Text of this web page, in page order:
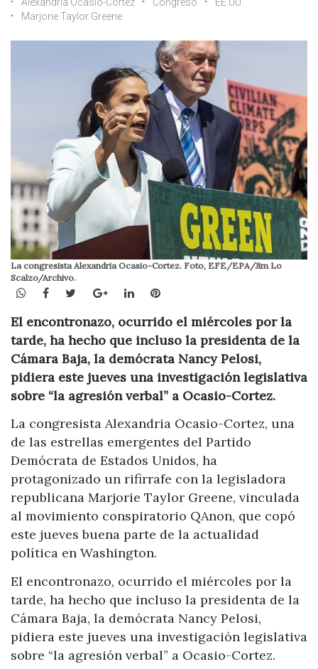
Marjorie Taylor Greene
La congresista Alexandria Ocasio-Cortez. Foto, EFE/EPA/Jim Lo
Scalzo/Archivo.
WhatsApp
Facebook
TwitterGoogle+LinkedInPinterest
El encontronazo, ocurrido el miércoles por la
tarde, ha hecho que incluso la presidenta de la
Cámara Baja, la demócrata Nancy Pelosi,
pidiera este jueves una investigación legislativa
sobre “la agresión verbal” a Ocasio-Cortez.
La congresista Alexandria Ocasio-Cortez, una
de las estrellas emergentes del Partido
Demócrata de Estados Unidos, ha
protagonizado un rifirrafe con la legisladora
republicana Marjorie Taylor Greene, vinculada
al movimiento conspiratorio QAnon, que copó
este jueves buena parte de la actualidad
política en Washington.
El encontronazo, ocurrido el miércoles por la
tarde, ha hecho que incluso la presidenta de la
Cámara Baja, la demócrata Nancy Pelosi,
pidiera este jueves una investigación legislativa
sobre “la agresión verbal” a Ocasio-Cortez.